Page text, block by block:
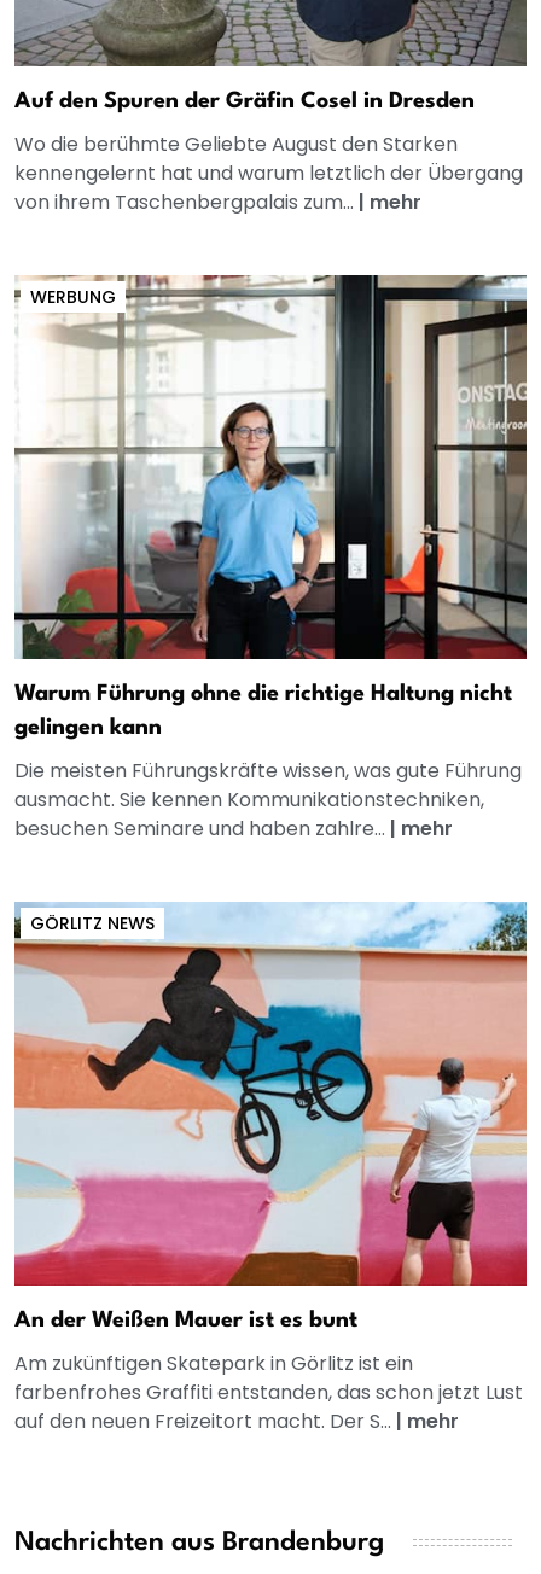
Auf den Spuren der Gräfin Cosel in Dresden
Wo die berühmte Geliebte August den Starken
kennengelernt hat und warum letztlich der Übergang
von ihrem Taschenbergpalais zum... | mehr
WERBUNG
Warum Führung ohne die richtige Haltung nicht
gelingen kann
Die meisten Führungskräfte wissen, was gute Führung
ausmacht. Sie kennen Kommunikationstechniken,
besuchen Seminare und haben zahlre... | mehr
GÖRLITZ NEWS
An der Weißen Mauer ist es bunt
Am zukünftigen Skatepark in Görlitz ist ein
farbenfrohes Graffiti entstanden, das schon jetzt Lust
auf den neuen Freizeitort macht. Der S... | mehr
Nachrichten aus Brandenburg